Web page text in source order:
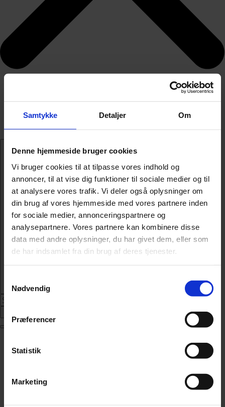
Samtykke Detaljer Om
Denne hjemmeside bruger cookies
Vi bruger cookies til at tilpasse vores indhold og
annoncer, til at vise dig funktioner til sociale medier og til
at analysere vores trafik. Vi deler også oplysninger om
din brug af vores hjemmeside med vores partnere inden
for sociale medier, annonceringspartnere og
analysepartnere. Vores partnere kan kombinere disse
data med andre oplysninger, du har givet dem, eller som
de har indsamlet fra din brug af deres tjenester.
Nødvendig
Præferencer
Statistik
Marketing
Politik
Kendte